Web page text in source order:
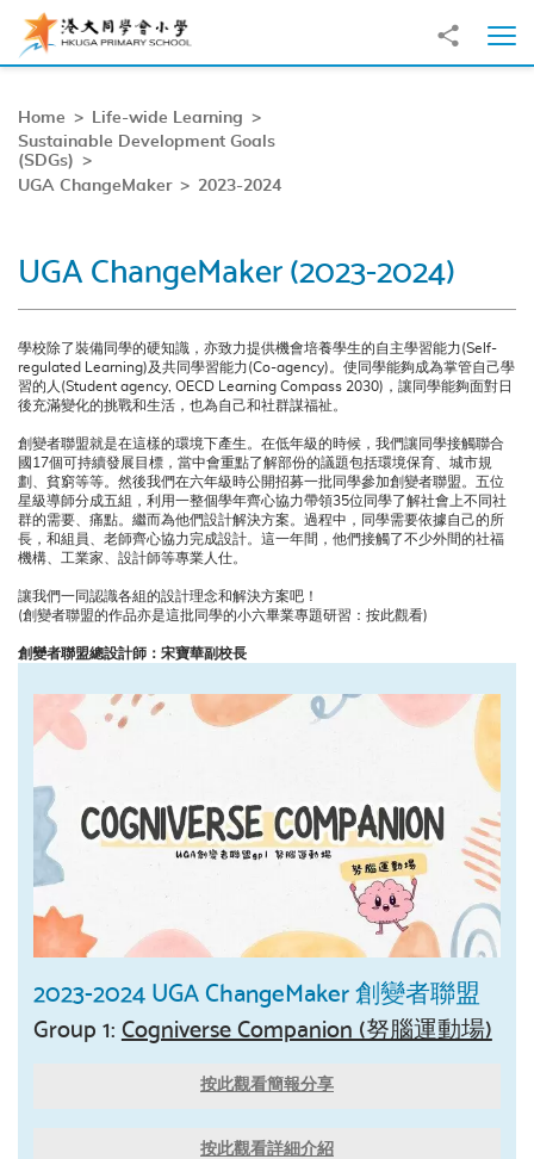
Skip to main content
Share to
Home
Life-wide Learning
Sustainable Development Goals
(SDGs)
UGA ChangeMaker
2023-2024
UGA ChangeMaker (2023-2024)
學校除了裝備同學的硬知識，亦致力提供機會培養學生的自主學習能力(Self-
regulated Learning)及共同學習能力(Co-agency)。使同學能夠成為掌管自己學
習的人(Student agency, OECD Learning Compass 2030)，讓同學能夠面對日
後充滿變化的挑戰和生活，也為自己和社群謀福祉。
創變者聯盟就是在這樣的環境下產生。在低年級的時候，我們讓同學接觸聯合
國17個可持續發展目標，當中會重點了解部份的議題包括環境保育、城市規
劃、貧窮等等。然後我們在六年級時公開招募一批同學參加創變者聯盟。五位
星級導師分成五組，利用一整個學年齊心協力帶領35位同學了解社會上不同社
群的需要、痛點。繼而為他們設計解決方案。過程中，同學需要依據自己的所
長，和組員、老師齊心協力完成設計。這一年間，他們接觸了不少外間的社福
機構、工業家、設計師等專業人仕。
讓我們一同認識各組的設計理念和解決方案吧！
(創變者聯盟的作品亦是這批同學的小六畢業專題研習：按此觀看)
創變者聯盟總設計師：宋寶華副校長
2023-2024 UGA ChangeMaker 創變者聯盟
Group 1:Cogniverse Companion (努腦運動場)
按此觀看簡報分享
按此觀看詳細介紹